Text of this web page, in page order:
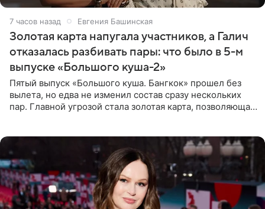
7 часов назад Евгения Башинская
Золотая карта напугала участников, а Галич
отказалась разбивать пары: что было в 5-м
выпуске «Большого куша-2»
Пятый выпуск «Большого куша. Бангкок» прошел без
вылета, но едва не изменил состав сразу нескольких
пар. Главной угрозой стала золотая карта, позволяющая